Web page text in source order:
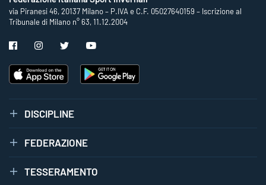
via Piranesi 46, 20137 Milano – P.IVA e C.F. 05027640159 – Iscrizione al
Tribunale di Milano n° 63, 11.12.2004
DISCIPLINE
FEDERAZIONE
TESSERAMENTO